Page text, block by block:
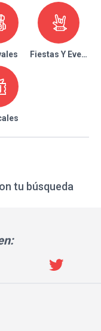
Fiestas Y Eventos
tu búsqueda